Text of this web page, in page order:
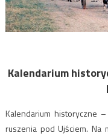
Kalendarium
Kalendarium historyczne
ruszenia pod Ujściem. Na